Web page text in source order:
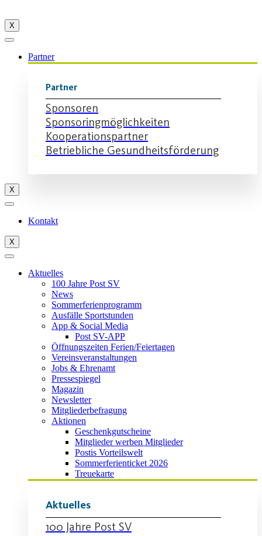
X
Partner
Partner
Sponsoren
Sponsoringmöglichkeiten
Kooperationspartner
Betriebliche Gesundheitsförderung
X
Kontakt
X
Aktuelles
100 Jahre Post SV
News
Sommerferienprogramm
Ausfälle Sportstunden
App & Social Media
Post SV-APP
Öffnungszeiten Ferien/Feiertagen
Vereinsveranstaltungen
Jobs & Ehrenamt
Pressespiegel
Magazin
Newsletter
Mitgliederbefragung
Aktionen
Geschenkgutscheine
Mitglieder werben Mitglieder
Postis Vorteilswelt
Sommerferienticket 2026
Treuekarte
Aktuelles
100 Jahre Post SV